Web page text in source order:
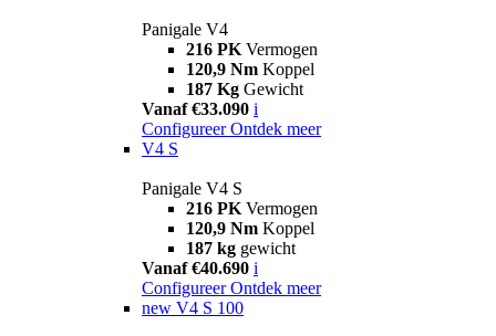
Panigale V4
216 PK Vermogen
120,9 Nm Koppel
187 Kg Gewicht
Vanaf €33.090 i
Configureer Ontdek meer
V4 S
Panigale V4 S
216 PK Vermogen
120,9 Nm Koppel
187 kg gewicht
Vanaf €40.690 i
Configureer Ontdek meer
new V4 S 100